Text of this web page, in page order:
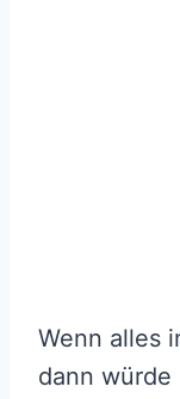
Wenn alles
dann würde